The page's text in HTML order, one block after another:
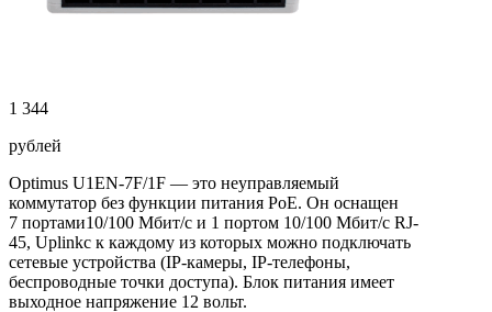
1 344
рублей
Optimus U1EN-7F/1F — это неуправляемый
коммутатор без функции питания PoE. Он оснащен
7 портами10/100 Мбит/с и 1 портом 10/100 Мбит/с RJ-
45, Uplinkс к каждому из которых можно подключать
сетевые устройства (IP-камеры, IP-телефоны,
беспроводные точки доступа). Блок питания имеет
выходное напряжение 12 вольт.